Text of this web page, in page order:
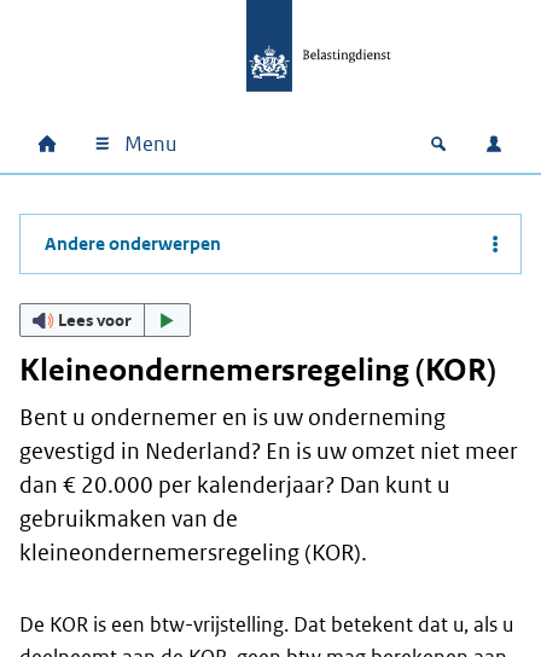
Hoofdnavigatie
Home Menu Open
Andere onderwerpen
Lees voor
Kleineondernemersregeling (KOR)
Bent u ondernemer en is uw onderneming
gevestigd in Nederland? En is uw omzet niet meer
dan € 20.000 per kalenderjaar? Dan kunt u
gebruikmaken van de
kleineondernemersregeling (KOR).
De KOR is een btw-vrijstelling. Dat betekent dat u, als u